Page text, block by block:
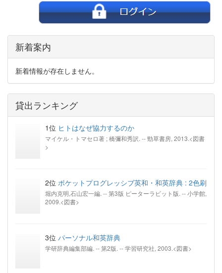
新着案内
新着情報が存在しません。
貸出ランキング
1位 ヒトはなぜ協力するのか
マイケル・トマセロ著 ; 橋彌和秀訳. -- 勁草書房, 2013.<図書
>
2位 ポケットプログレッシブ英和・和英辞典 : 2色刷
堀内克明,石山宏一編. -- 第3版 ピーターラビット版. -- 小学館,
2009.<図書>
3位 パーソナル和英辞典
学研辞典編集部編. -- 第2版. -- 学習研究社, 2003.<図書>